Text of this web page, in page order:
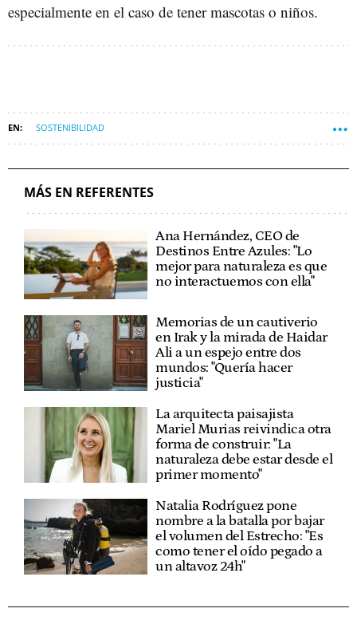
especialmente en el caso de tener mascotas o niños.
SOSTENIBILIDAD
OBJETIVO 12: PRODUCCIÓN Y CONSUMO RESPONSABLES
MÁS EN REFERENTES
Ana Hernández, CEO de
Destinos Entre Azules: "Lo
mejor para naturaleza es que
no interactuemos con ella"
Memorias de un cautiverio
en Irak y la mirada de Haidar
Ali a un espejo entre dos
mundos: "Quería hacer
justicia"
La arquitecta paisajista
Mariel Murias reivindica otra
forma de construir: "La
naturaleza debe estar desde el
primer momento"
Natalia Rodríguez pone
nombre a la batalla por bajar
el volumen del Estrecho: "Es
como tener el oído pegado a
un altavoz 24h"